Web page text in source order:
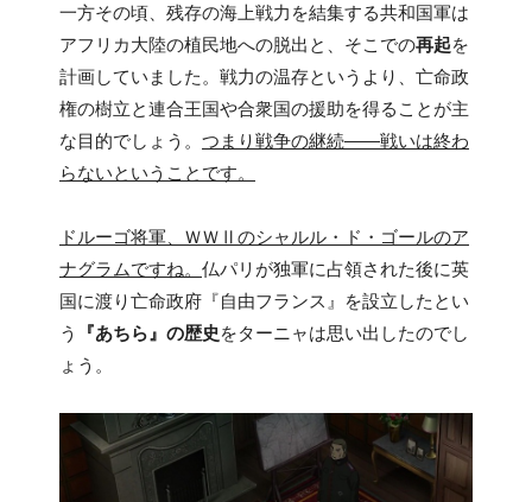
一方その頃、残存の海上戦力を結集する共和国軍は
アフリカ大陸の植民地への脱出と、そこでの再起を
計画していました。戦力の温存というより、亡命政
権の樹立と連合王国や合衆国の援助を得ることが主
な目的でしょう。 つまり戦争の継続――戦いは終わ
らないということです。
ドルーゴ将軍、ＷＷⅡのシャルル・ド・ゴールのア
ナグラムですね。 仏パリが独軍に占領された後に英
国に渡り亡命政府『自由フランス』を設立したとい
う
『あちら』の歴史をターニャは思い出したのでし
ょう。